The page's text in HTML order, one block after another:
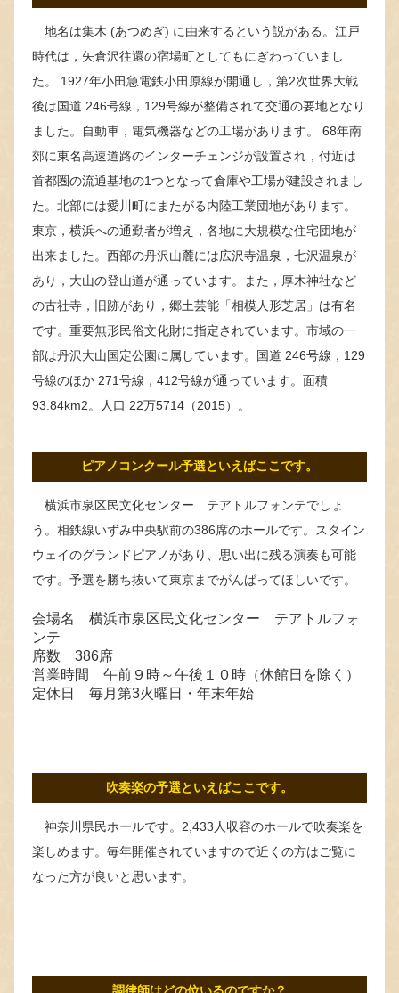
地名は集木 (あつめぎ) に由来するという説がある。江戸
時代は，矢倉沢往還の宿場町としてもにぎわっていまし
た。 1927年小田急電鉄小田原線が開通し，第2次世界大戦
後は国道 246号線，129号線が整備されて交通の要地となり
ました。自動車，電気機器などの工場があります。 68年南
郊に東名高速道路のインターチェンジが設置され，付近は
首都圏の流通基地の1つとなって倉庫や工場が建設されまし
た。北部には愛川町にまたがる内陸工業団地があります。
東京，横浜への通勤者が増え，各地に大規模な住宅団地が
出来ました。西部の丹沢山麓には広沢寺温泉，七沢温泉が
あり，大山の登山道が通っています。また，厚木神社など
の古社寺，旧跡があり，郷土芸能「相模人形芝居」は有名
です。重要無形民俗文化財に指定されています。市域の一
部は丹沢大山国定公園に属しています。国道 246号線，129
号線のほか 271号線，412号線が通っています。面積
93.84km2。人口 22万5714（2015）。
ピアノコンクール予選といえばここです。
横浜市泉区民文化センター テアトルフォンテでしょ
う。相鉄線いずみ中央駅前の386席のホールです。スタイン
ウェイのグランドピアノがあり、思い出に残る演奏も可能
です。予選を勝ち抜いて東京までがんばってほしいです。
会場名 横浜市泉区民文化センター テアトルフォ
ンテ
席数 386席
営業時間 午前９時～午後１０時（休館日を除く）
定休日 毎月第3火曜日・年末年始
吹奏楽の予選といえばここです。
神奈川県民ホールです。2,433人収容のホールで吹奏楽を
楽しめます。毎年開催されていますので近くの方はご覧に
なった方が良いと思います。